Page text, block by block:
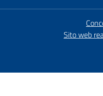
Sito web